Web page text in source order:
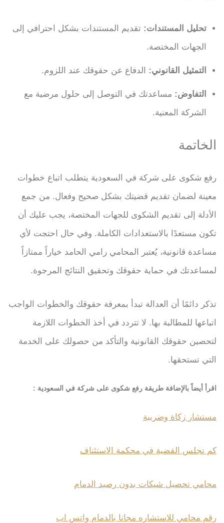
تحليل المستندات: تقديم المستندات بشكل احترافي إلى
الجهات المختصة.
التمثيل القانوني: الدفاع عن حقوقك عند اللزوم.
التفاوض: مساعدتك في التوصل إلى حلول مرضية مع
الشركة المعنية.
الخاتمة
رفع شكوى على شركة في السعودية يتطلب اتباع خطوات
معينة لضمان تقديم قضيتك بشكل صحيح وفعال. من جمع
الأدلة إلى تقديم الشكوى للجهات المختصة، يجب عليك أن
تكون مستعدًا بالاستعدادات الكاملة. وفي حال احتجت لأي
مساعدة قانونية، يُعتبر المحامي رامي الحامد خياراً ممتازاً
لمساعدتك في حماية حقوقك وتحقيق النتائج المرجوة.
تذكر دائمًا أن العدالة تبدأ بمعرفة حقوقك والخطوات الواجب
اتباعها للمطالبة بها. لا تتردد في أخذ الخطوات اللازمة
لتحصين حقوقك القانونية والتأكد من حصولك على الخدمة
التي تستحقها.
اقرأ أيضاً بالإضافة طريقة رفع شكوى على شركة في السعودية :
مستشار زكاة وضريبة
كم تجلس القضية في محكمة الاستئناف
محامي تحصيل شيكات بدون رصيد الدمام
رقم محامي للاستشاره مجانا بالدمام واتس اب